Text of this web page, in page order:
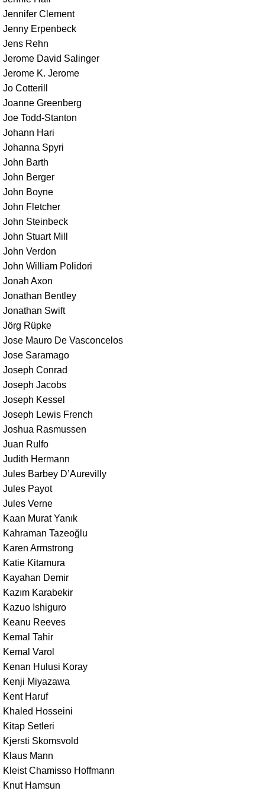
Jennifer Clement
Jenny Erpenbeck
Jens Rehn
Jerome David Salinger
Jerome K. Jerome
Jo Cotterill
Joanne Greenberg
Joe Todd-Stanton
Johann Hari
Johanna Spyri
John Barth
John Berger
John Boyne
John Fletcher
John Steinbeck
John Stuart Mill
John Verdon
John William Polidori
Jonah Axon
Jonathan Bentley
Jonathan Swift
Jörg Rüpke
Jose Mauro De Vasconcelos
Jose Saramago
Joseph Conrad
Joseph Jacobs
Joseph Kessel
Joseph Lewis French
Joshua Rasmussen
Juan Rulfo
Judith Hermann
Jules Barbey D’Aurevilly
Jules Payot
Jules Verne
Kaan Murat Yanık
Kahraman Tazeoğlu
Karen Armstrong
Katie Kitamura
Kayahan Demir
Kazım Karabekir
Kazuo Ishiguro
Keanu Reeves
Kemal Tahir
Kemal Varol
Kenan Hulusi Koray
Kenji Miyazawa
Kent Haruf
Khaled Hosseini
Kitap Setleri
Kjersti Skomsvold
Klaus Mann
Kleist Chamisso Hoffmann
Knut Hamsun